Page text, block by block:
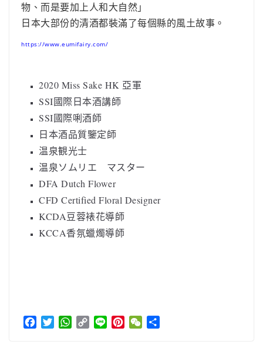
物、而是要加上人和大自然」
日本大部份的清酒都裝滿了每個縣的風土故事。
https://www.eumifairy.com/
2020 Miss Sake HK 亞軍
SSI國際日本酒講師
SSI國際唎酒師
日本酒品質鑒定師
温泉観光士
温泉ソムリエ マスター
DFA Dutch Flower
CFD Certified Floral Designer
KCDA豆蓉裱花導師
KCCA香氛蠟燭導師
W
C
P
W